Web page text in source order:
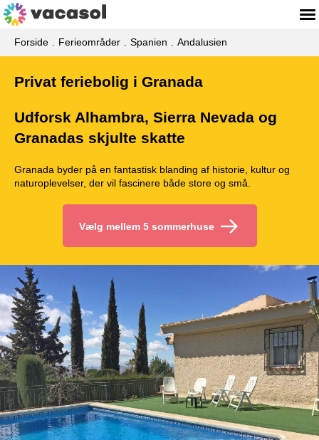
Forside Ferieområder Spanien Andalusien
Privat feriebolig i Granada
Udforsk Alhambra, Sierra Nevada og
Granadas skjulte skatte
Granada byder på en fantastisk blanding af historie, kultur og
naturoplevelser, der vil fascinere både store og små.
Vælg mellem 5 sommerhuse